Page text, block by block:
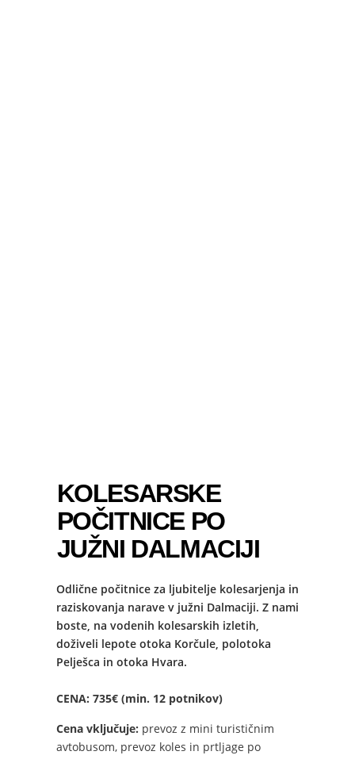
KOLESARSKE
POČITNICE PO
JUŽNI DALMACIJI
Odlične počitnice za ljubitelje kolesarjenja in
raziskovanja narave v južni Dalmaciji. Z nami
boste, na vodenih kolesarskih izletih,
doživeli lepote otoka Korčule, polotoka
Pelješca in otoka Hvara.
CENA: 735€ (min. 12 potnikov)
Cena vključuje: prevoz z mini turističnim
avtobusom, prevoz koles in prtljage po